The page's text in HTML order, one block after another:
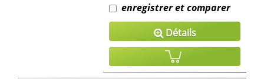
enregistrer et comparer
Détails